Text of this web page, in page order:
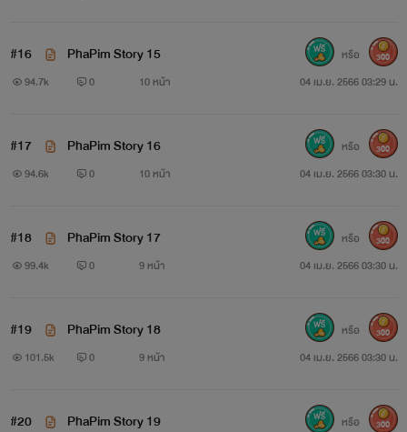
#16 PhaPim Story 15
94.7k 0 10 หน้า 04 เม.ย. 2566 03:29 น.
หรือ 300
#17 PhaPim Story 16
94.6k 0 10 หน้า 04 เม.ย. 2566 03:30 น.
หรือ 300
#18 PhaPim Story 17
99.4k 0 9 หน้า 04 เม.ย. 2566 03:30 น.
หรือ 300
#19 PhaPim Story 18
101.5k 0 9 หน้า 04 เม.ย. 2566 03:30 น.
หรือ 300
#20 PhaPim Story 19 หรือ 300